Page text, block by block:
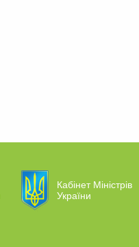
Кабінет Міністрів
України